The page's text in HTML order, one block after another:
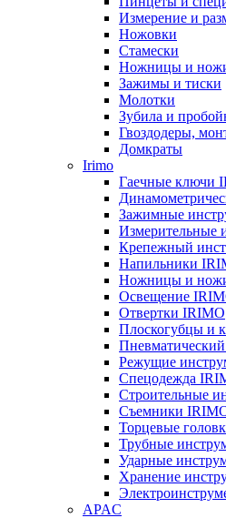
Измерение и
Ножовки
Стамески
Ножницы и
Зажимы и тиски
Молотки
Зубила и
Гвоздодеры,
Домкраты
Irimo
Гаечные ключи
Зажимные
Измерительные
Крепежный
Напильники
Ножницы и
Освещение
Отвертки IRIMO
Плоскогубцы и
Режущие
Спецодежда
Строительные
Съемники
Торцевые
Трубные
Ударные
Хранение
APAC